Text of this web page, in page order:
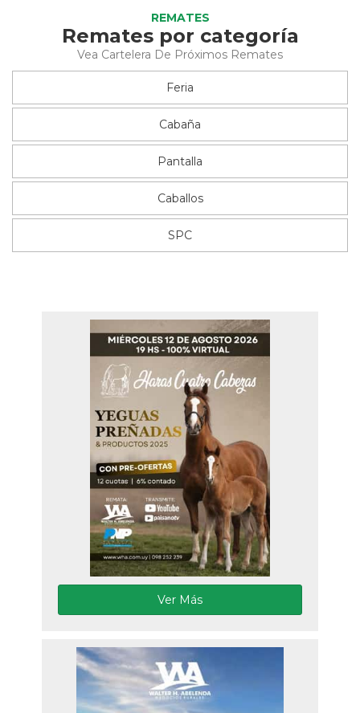
REMATES
Remates por categoría
Vea Cartelera De Próximos Remates
Feria
Cabaña
Pantalla
Caballos
SPC
Ver Más